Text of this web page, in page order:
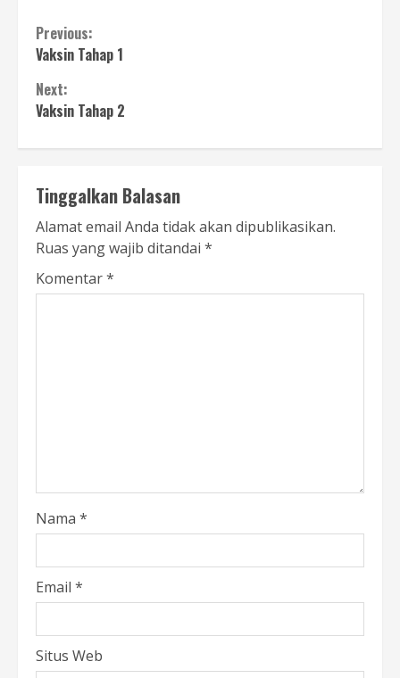
Continue
Reading
Previous:
Vaksin Tahap 1
Next:
Vaksin Tahap 2
Tinggalkan Balasan
Alamat email Anda tidak akan dipublikasikan.
Ruas yang wajib ditandai *
Komentar*
Nama *
Email *
Situs Web